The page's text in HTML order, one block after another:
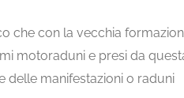
che con la vecchia
motoraduni e presi da
delle manifestazioni o raduni